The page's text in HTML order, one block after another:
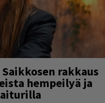
rakkaus
hempeilyä ja